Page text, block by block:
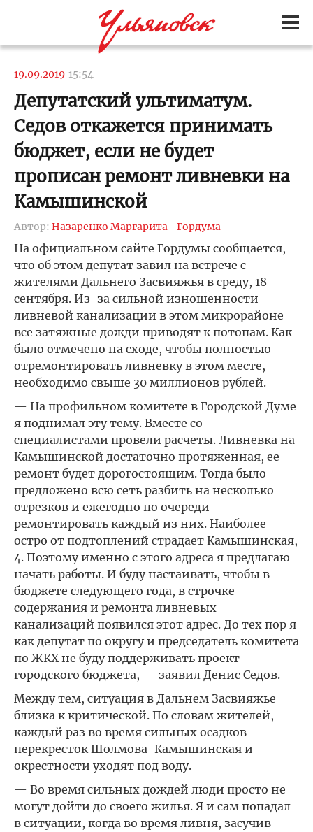
19.09.2019 15:54
Депутатский ультиматум.
Седов откажется принимать
бюджет, если не будет
прописан ремонт ливневки на
Камышинской
Автор: Назаренко Маргарита Гордума
На официальном сайте Гордумы сообщается,
что об этом депутат завил на встрече с
жителями Дальнего Засвияжья в среду, 18
сентября. Из-за сильной изношенности
ливневой канализации в этом микрорайоне
все затяжные дожди приводят к потопам. Как
было отмечено на сходе, чтобы полностью
отремонтировать ливневку в этом месте,
необходимо свыше 30 миллионов рублей.
— На профильном комитете в Городской Думе
я поднимал эту тему. Вместе со
специалистами провели расчеты. Ливневка на
Камышинской достаточно протяженная, ее
ремонт будет дорогостоящим. Тогда было
предложено всю сеть разбить на несколько
отрезков и ежегодно по очереди
ремонтировать каждый из них. Наиболее
остро от подтоплений страдает Камышинская,
4. Поэтому именно с этого адреса я предлагаю
начать работы. И буду настаивать, чтобы в
бюджете следующего года, в строчке
содержания и ремонта ливневых
канализаций появился этот адрес. До тех пор я
как депутат по округу и председатель комитета
по ЖКХ не буду поддерживать проект
городского бюджета, — заявил Денис Седов.
Между тем, ситуация в Дальнем Засвияжье
близка к критической. По словам жителей,
каждый раз во время сильных осадков
перекресток Шолмова-Камышинская и
окрестности уходят под воду.
— Во время сильных дождей люди просто не
могут дойти до своего жилья. Я и сам попадал
в ситуации, когда во время ливня, засучив